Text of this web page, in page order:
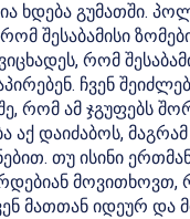
ხდება გუმათში.
შესაბამისი
რომ
ჩვენ
რომ ამ ჯგუფებს
დაიძაბოს, მაგრამ
თუ ისინი
მათთან იდეურ და